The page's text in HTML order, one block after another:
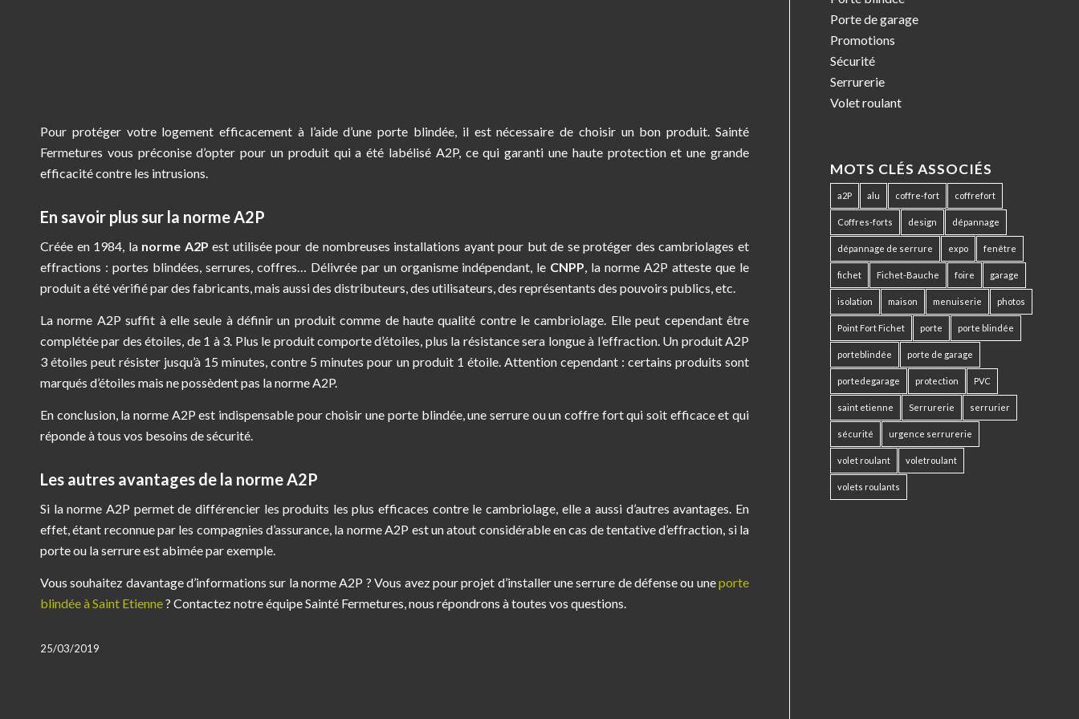
Pour protéger votre logement efficacement à l’aide d’une porte blindée, il est nécessaire de choisir un bon produit. Sainté
Fermetures vous préconise d’opter pour un produit qui a été labélisé A2P, ce qui garanti une haute protection et une grande
efficacité contre les intrusions.
En savoir plus sur la norme A2P
Créée en 1984, la norme A2P est utilisée pour de nombreuses installations ayant pour but de se protéger des cambriolages et
effractions : portes blindées, serrures, coffres… Délivrée par un organisme indépendant, le CNPP, la norme A2P atteste que le
produit a été vérifié par des fabricants, mais aussi des distributeurs, des utilisateurs, des représentants des pouvoirs publics, etc.
La norme A2P suffit à elle seule à définir un produit comme de haute qualité contre le cambriolage. Elle peut cependant être
complétée par des étoiles, de 1 à 3. Plus le produit comporte d’étoiles, plus la résistance sera longue à l’effraction. Un produit A2P
3 étoiles peut résister jusqu’à 15 minutes, contre 5 minutes pour un produit 1 étoile. Attention cependant : certains produits sont
marqués d’étoiles mais ne possèdent pas la norme A2P.
En conclusion, la norme A2P est indispensable pour choisir une porte blindée, une serrure ou un coffre fort qui soit efficace et qui
réponde à tous vos besoins de sécurité.
Les autres avantages de la norme A2P
Si la norme A2P permet de différencier les produits les plus efficaces contre le cambriolage, elle a aussi d’autres avantages. En
effet, étant reconnue par les compagnies d’assurance, la norme A2P est un atout considérable en cas de tentative d’effraction, si la
porte ou la serrure est abimée par exemple.
Vous souhaitez davantage d’informations sur la norme A2P ? Vous avez pour projet d’installer une serrure de défense ou uneporte
blindée à Saint Etienne? Contactez notre équipe Sainté Fermetures, nous répondrons à toutes vos questions.
25/03/2019
Porte de garage
Promotions
Sécurité
Serrurerie
Volet roulant
MOTS CLÉS ASSOCIÉS
a2P alu coffre-fort coffrefort
Coffres-forts design dépannage
dépannage de serrure expo fenêtre
fichet Fichet-Bauche foire garage
isolation maison menuiserie photos
Point Fort Fichet porte porte blindée
porteblindée porte de garage
portedegarage protection PVC
saint etienne Serrurerie serrurier
sécurité urgence serrurerie
volet roulant voletroulant
volets roulants